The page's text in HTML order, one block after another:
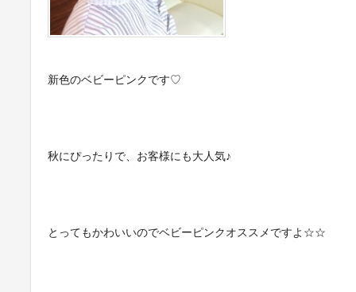
新色のベビーピンクです♡
秋にぴったりで、お客様にも大人気♪
とってもかわいいのでベビーピンクオススメですよ☆☆